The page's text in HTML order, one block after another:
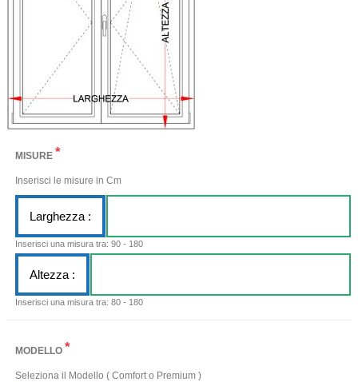
MISURE *
Inserisci le misure in Cm
Larghezza :
Inserisci una misura tra: 90 - 180
Altezza :
Inserisci una misura tra: 80 - 180
MODELLO *
Seleziona il Modello ( Comfort o Premium )